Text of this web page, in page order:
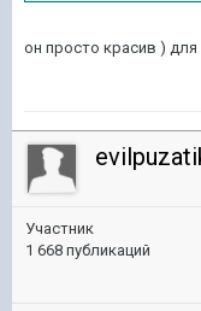
он просто красив ) для
Участник
1 668 публикаций